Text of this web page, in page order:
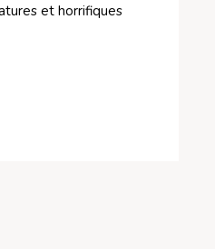
et horrifiques